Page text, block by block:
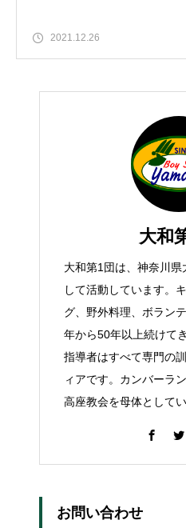
2021.12.26
大和
大和第1団は、神奈川県
して活動しています。
グ、野外料理、ボラン
年から50年以上続けて
指導者はすべて専門の
ィアです。カンバーラ
高座教会を母体としてい
お問い合わせ